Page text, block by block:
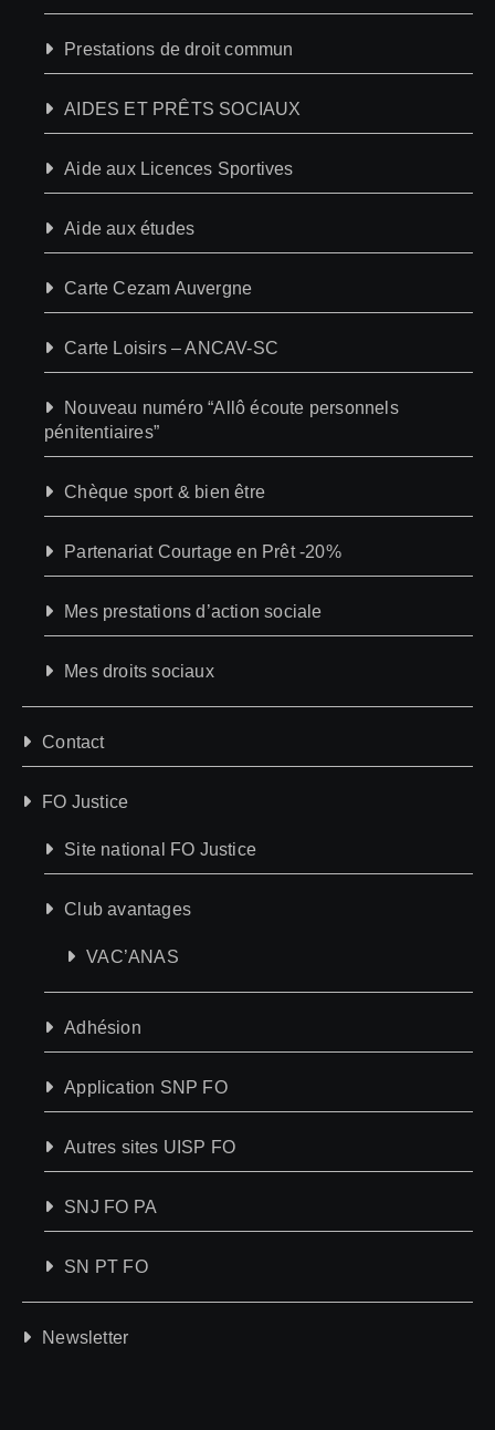
Prestations de droit commun
AIDES ET PRÊTS SOCIAUX
Aide aux Licences Sportives
Aide aux études
Carte Cezam Auvergne
Carte Loisirs – ANCAV-SC
Nouveau numéro “Allô écoute personnels
pénitentiaires”
Chèque sport & bien être
Partenariat Courtage en Prêt -20%
Mes prestations d’action sociale
Mes droits sociaux
Contact
FO Justice
Site national FO Justice
Club avantages
VAC’ANAS
Adhésion
Application SNP FO
Autres sites UISP FO
SNJ FO PA
SN PT FO
Newsletter